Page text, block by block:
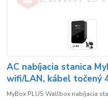
AC nabíjacia stanica
wifi/LAN, kábel točený
MyBox PLUS Wallbox nabíjacia